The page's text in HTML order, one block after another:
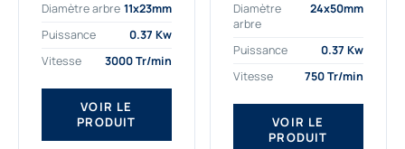
adaptée à tous types
de machines. Le
triphasé 0.37Kw Gamak
à...
Diamètre arbre 11x23mm
Puissance
0.37 Kw
Vitesse
3000 Tr/min
VOIR LE
PRODUIT
aux applications
sévères. Nous
déterminons,
fournissons
des moteurs
asynchrones depuis de
nombreuses années....
Diamètre
arbre
24x50mm
Puissance
0.37 Kw
Vitesse
750 Tr/min
VOIR LE
PRODUIT